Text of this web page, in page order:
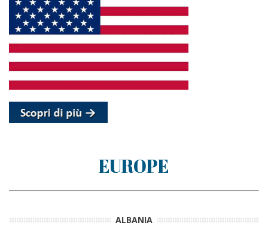
EUROPE
ALBANIA